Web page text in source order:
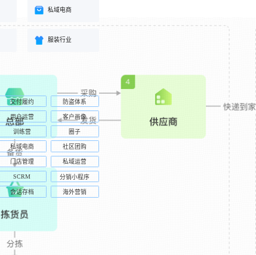
私域电商
服装行业
交付履约 防盗体系
用户运营 客户画像
训练营 圈子
私域电商 社区团购
门店管理 私域运营
SCRM 分销小程序
会话存档 海外营销